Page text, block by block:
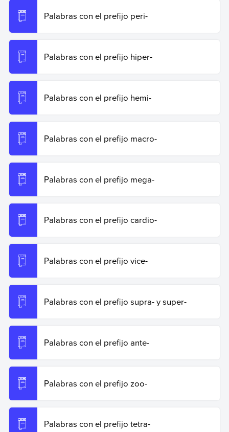
Palabras con el prefijo peri-
Palabras con el prefijo hiper-
Palabras con el prefijo hemi-
Palabras con el prefijo macro-
Palabras con el prefijo mega-
Palabras con el prefijo cardio-
Palabras con el prefijo vice-
Palabras con el prefijo supra- y super-
Palabras con el prefijo ante-
Palabras con el prefijo zoo-
Palabras con el prefijo tetra-